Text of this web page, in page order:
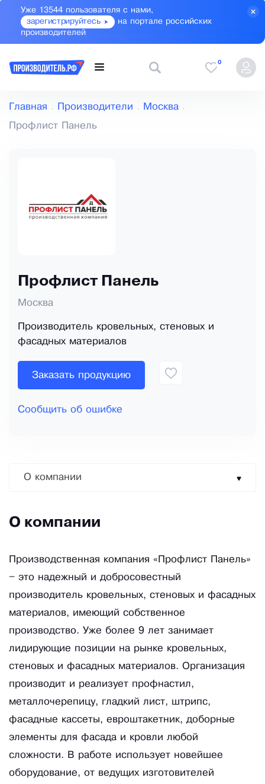
Уже 13544 пользователя с нами,
зарегистрируйтесь
на портале российских
производителей
0
Главная Производители Москва
Профлист Панель
Профлист Панель
Москва
Производитель кровельных, стеновых и
фасадных материалов
Заказать продукцию
Сообщить об ошибке
О компании
О компании
Производственная компания «Профлист Панель»
– это надежный и добросовестный
производитель кровельных, стеновых и фасадных
материалов, имеющий собственное
производство. Уже более 9 лет занимает
лидирующие позиции на рынке кровельных,
стеновых и фасадных материалов. Организация
производит и реализует профнастил,
металлочерепицу, гладкий лист, штрипс,
фасадные кассеты, евроштакетник, доборные
элементы для фасада и кровли любой
сложности. В работе использует новейшее
оборудование, от ведущих изготовителей